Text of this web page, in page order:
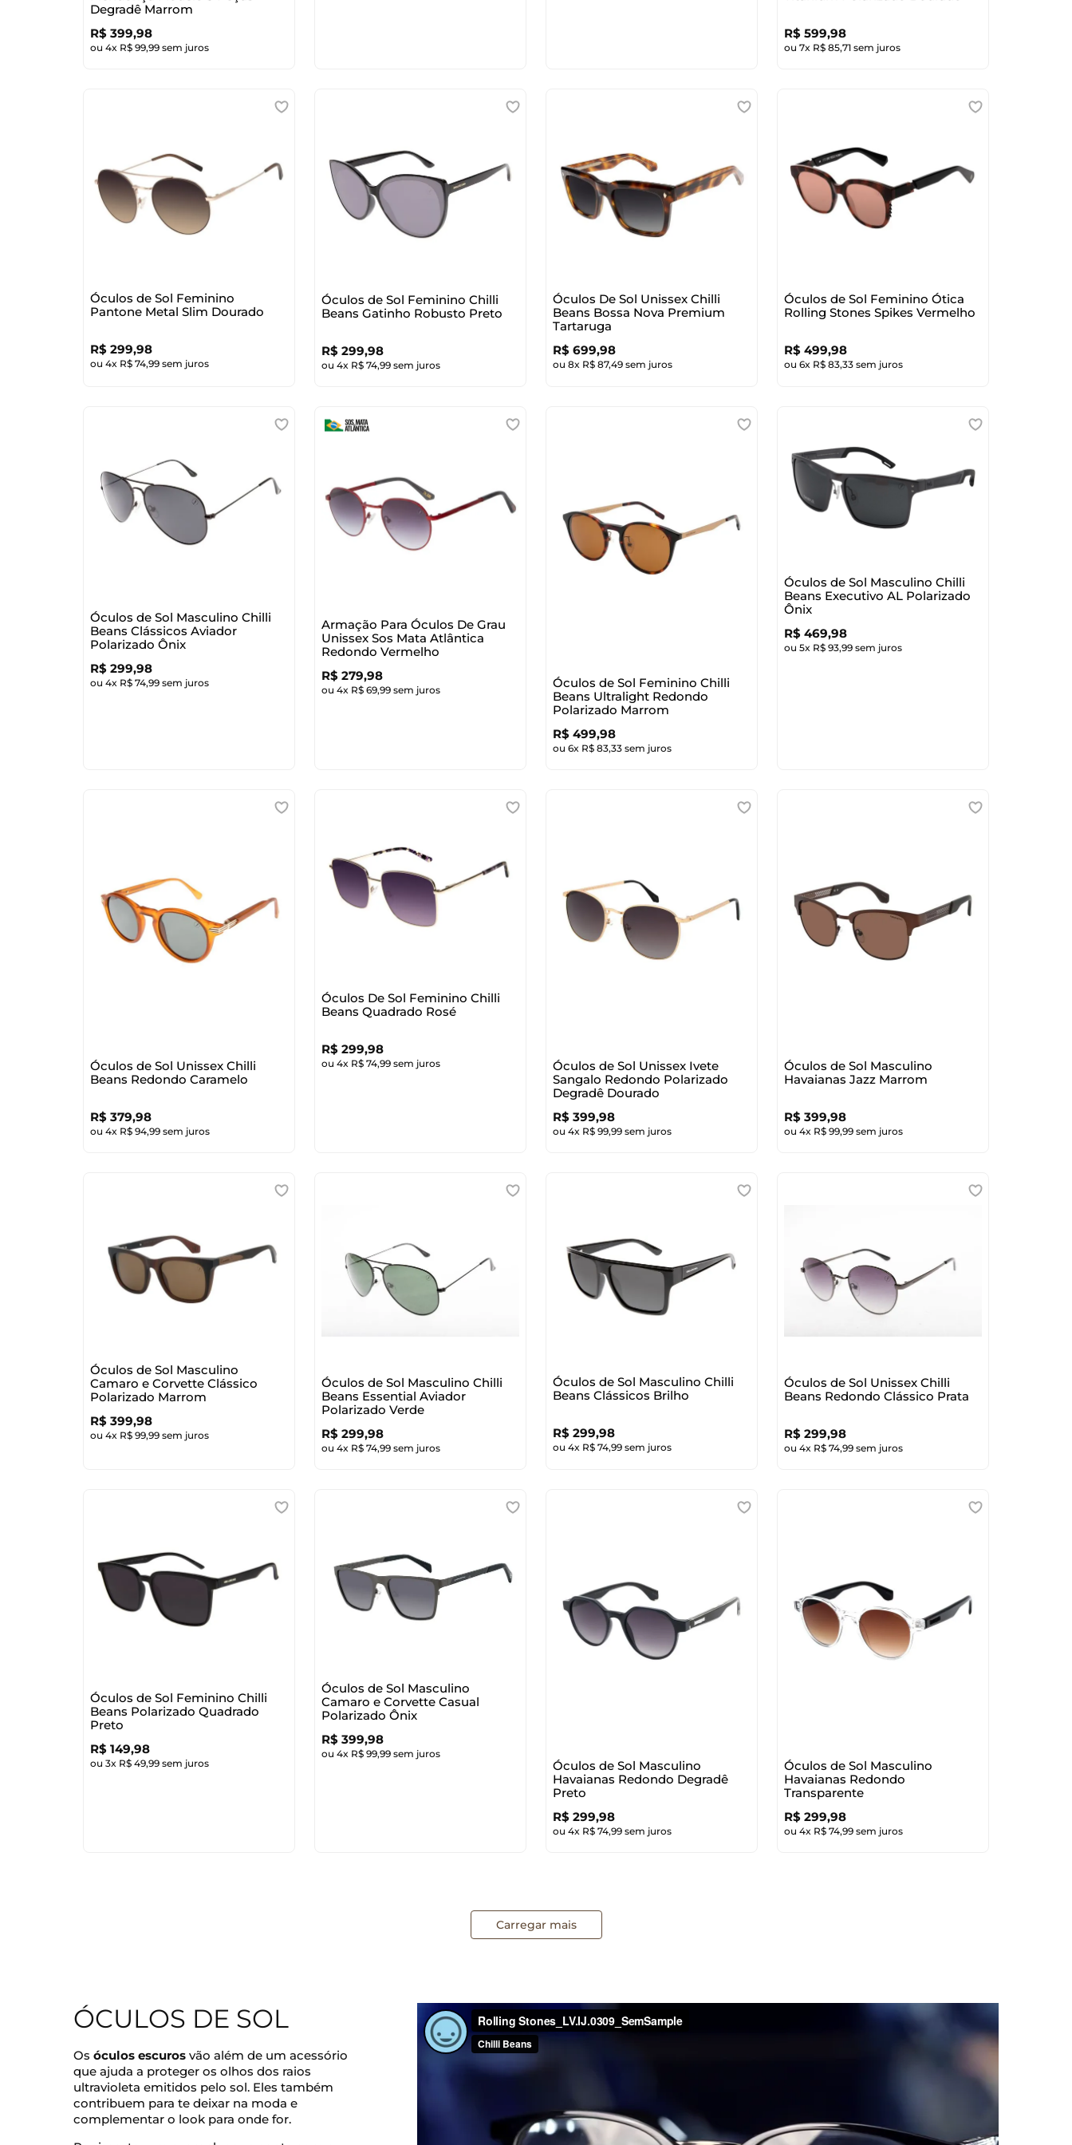
Degradê Marrom
R$ 399,98
ou4x R$ 99,99 sem juros
R$ 599,98
ou 7x R$ 85,71sem juros
Óculos de Sol Feminino
Pantone Metal Slim Dourado
R$ 299,98
ou4x R$ 74,99 sem juros
Óculos de Sol Feminino Chilli
Beans Gatinho Robusto Preto
R$ 299,98
ou4x R$ 74,99 sem juros
Óculos De Sol Unissex Chilli
Beans Bossa Nova Premium
Tartaruga
R$ 699,98
ou 8x R$ 87,49 sem juros
Óculos de Sol Feminino Ótica
Rolling Stones Spikes Vermelho
R$ 499,98
ou 6x R$ 83,33sem juros
Óculos de Sol Masculino Chilli
Beans Clássicos Aviador
Polarizado Ônix
R$ 299,98
ou4x R$ 74,99 sem juros
Armação Para Óculos De Grau
Unissex Sos Mata Atlântica
Redondo Vermelho
R$ 279,98
ou4x R$ 69,99 sem juros
Óculos de Sol Feminino Chilli
Beans Ultralight Redondo
Polarizado Marrom
R$ 499,98
ou 6x R$ 83,33 sem juros
Óculos de Sol Masculino Chilli
Beans Executivo AL Polarizado
Ônix
R$ 469,98
ou 5x R$ 93,99sem juros
Óculos de Sol Unissex Chilli
Beans Redondo Caramelo
R$ 379,98
ou4x R$ 94,99 sem juros
Óculos De Sol Feminino Chilli
Beans Quadrado Rosé
R$ 299,98
ou4x R$ 74,99 sem juros
Óculos de Sol Unissex Ivete
Sangalo Redondo Polarizado
Degradê Dourado
R$ 399,98
ou 4x R$ 99,99 sem juros
Óculos de Sol Masculino
Havaianas Jazz Marrom
R$ 399,98
ou 4x R$ 99,99sem juros
Óculos de Sol Masculino
Camaro e Corvette Clássico
Polarizado Marrom
R$ 399,98
ou4x R$ 99,99 sem juros
Óculos de Sol Masculino Chilli
Beans Essential Aviador
Polarizado Verde
R$ 299,98
ou4x R$ 74,99 sem juros
Óculos de Sol Masculino Chilli
Beans Clássicos Brilho
R$ 299,98
ou 4x R$ 74,99 sem juros
Óculos de Sol Unissex Chilli
Beans Redondo Clássico Prata
R$ 299,98
ou 4x R$ 74,99sem juros
Óculos de Sol Feminino Chilli
Beans Polarizado Quadrado
Preto
R$ 149,98
ou3x R$ 49,99 sem juros
Óculos de Sol Masculino
Camaro e Corvette Casual
Polarizado Ônix
R$ 399,98
ou4x R$ 99,99 sem juros
Óculos de Sol Masculino
Havaianas Redondo Degradê
Preto
R$ 299,98
ou 4x R$ 74,99 sem juros
Óculos de Sol Masculino
Havaianas Redondo
Transparente
R$ 299,98
ou 4x R$ 74,99sem juros
ÓCULOS DE SOL
Osóculos escuros vão além de um acessório
que ajuda a proteger os olhos dos raios
ultravioleta emitidos pelo sol. Eles também
contribuem para te deixar na moda e
complementar o look para onde for.